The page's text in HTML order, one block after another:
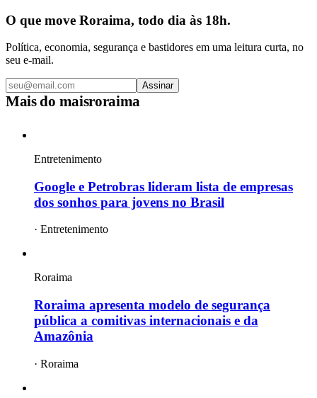
O que move Roraima, todo dia às 18h.
Política, economia, segurança e bastidores em uma leitura curta, no
seu e-mail.
Assinar
Mais do maisroraima
Entretenimento
Google e Petrobras lideram lista de empresas
dos sonhos para jovens no Brasil
· Entretenimento
Roraima
Roraima apresenta modelo de segurança
pública a comitivas internacionais e da
Amazônia
· Roraima